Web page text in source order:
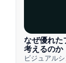
なぜ優れた
考えるのか
ビジュアル